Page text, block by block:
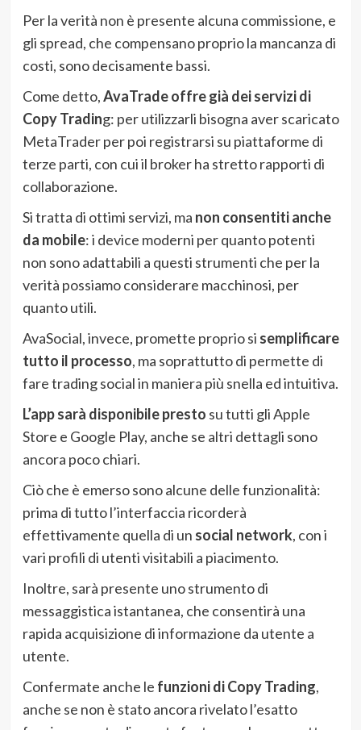
Per la verità non è presente alcuna commissione, e
gli spread, che compensano proprio la mancanza di
costi, sono decisamente bassi.
Come detto,AvaTrade offre già dei servizi di
Copy Trading: per utilizzarli bisogna aver scaricato
MetaTrader per poi registrarsi su piattaforme di
terze parti, con cui il broker ha stretto rapporti di
collaborazione.
Si tratta di ottimi servizi, ma non consentiti anche
da mobile: i device moderni per quanto potenti
non sono adattabili a questi strumenti che per la
verità possiamo considerare macchinosi, per
quanto utili.
AvaSocial, invece, promette proprio si semplificare
tutto il processo, ma soprattutto di permette di
fare trading social in maniera più snella ed intuitiva.
L’app sarà disponibile presto su tutti gli Apple
Store e Google Play, anche se altri dettagli sono
ancora poco chiari.
Ciò che è emerso sono alcune delle funzionalità:
prima di tutto l’interfaccia ricorderà
effettivamente quella di un social network, con i
vari profili di utenti visitabili a piacimento.
Inoltre, sarà presente uno strumento di
messaggistica istantanea, che consentirà una
rapida acquisizione di informazione da utente a
utente.
Confermate anche le funzioni di Copy Trading,
anche se non è stato ancora rivelato l’esatto